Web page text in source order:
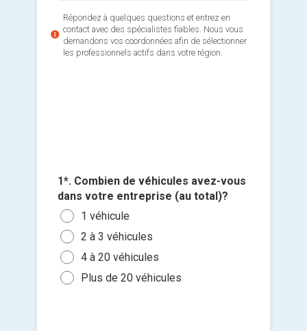
Répondez à quelques questions et entrez en
contact avec des spécialistes fiables. Nous vous
demandons vos coordonnées afin de sélectionner
les professionnels actifs dans votre région.
1*. Combien de véhicules avez-vous
dans votre entreprise (au total)?
1 véhicule
2 à 3 véhicules
4 à 20 véhicules
Plus de 20 véhicules